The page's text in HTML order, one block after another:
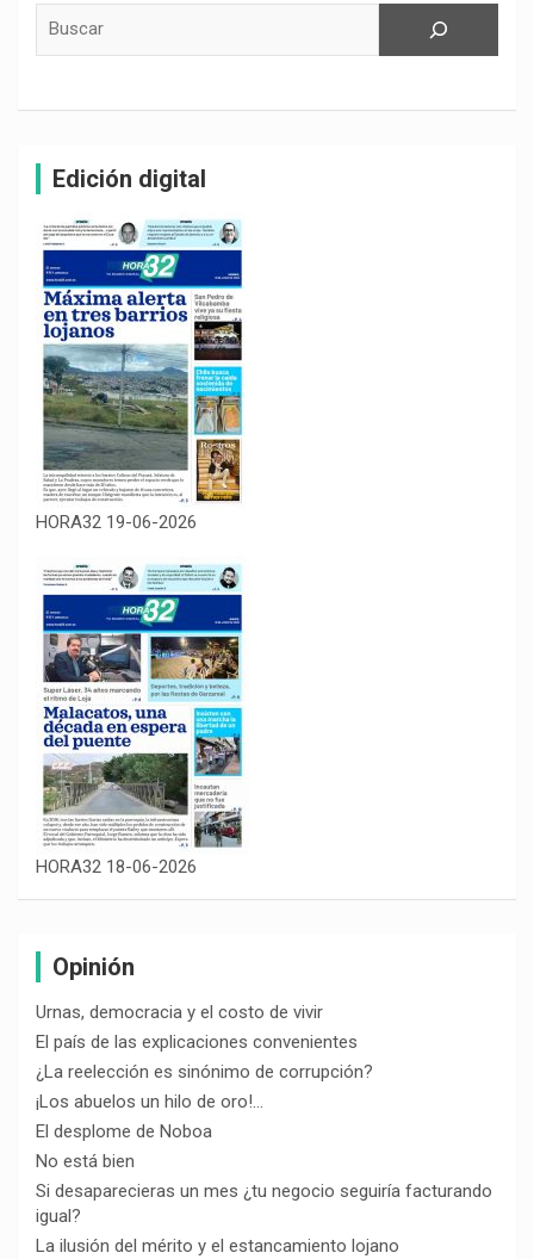
Edición digital
HORA32 19-06-2026
HORA32 18-06-2026
Opinión
Urnas, democracia y el costo de vivir
El país de las explicaciones convenientes
¿La reelección es sinónimo de corrupción?
¡Los abuelos un hilo de oro!…
El desplome de Noboa
No está bien
Si desaparecieras un mes ¿tu negocio seguiría facturando
igual?
La ilusión del mérito y el estancamiento lojano